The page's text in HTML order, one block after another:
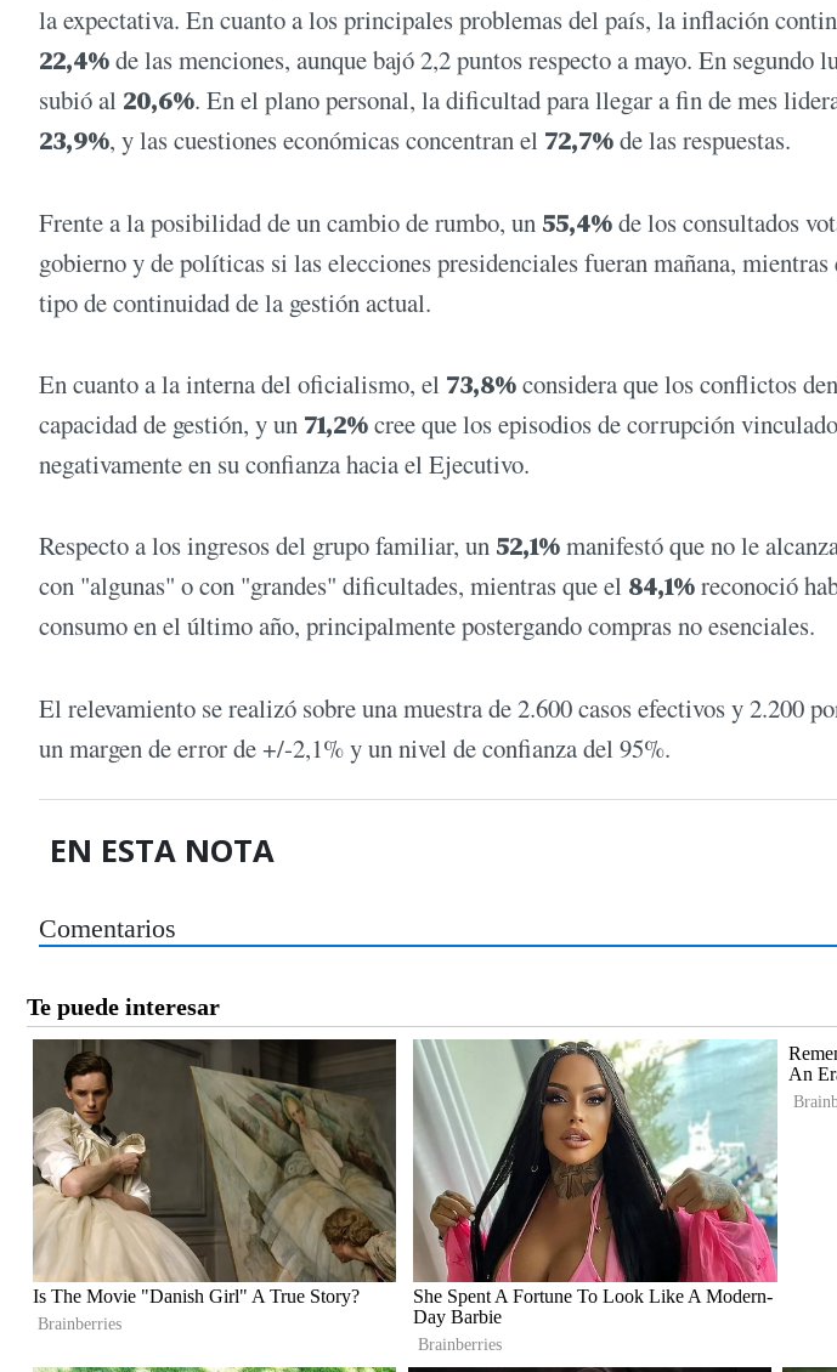
la expectativa. En cuanto a los principales problemas del país, la inflación
22,4%de las menciones, aunque bajó 2,2 puntos respecto a mayo. En segundo
subió al 20,6%. En el plano personal, la dificultad para llegar a fin de mes
23,9%, y las cuestiones económicas concentran el 72,7%de las respuestas.
Frente a la posibilidad de un cambio de rumbo, un 55,4%de los consultados
gobierno y de políticas si las elecciones presidenciales fueran mañana, mientras
tipo de continuidad de la gestión actual.
En cuanto a la interna del oficialismo, el 73,8%considera que los conflictos
capacidad de gestión, y un 71,2%cree que los episodios de corrupción
negativamente en su confianza hacia el Ejecutivo.
Respecto a los ingresos del grupo familiar, un 52,1%manifestó que no le
con "algunas" o con "grandes" dificultades, mientras que el 84,1%reconoció
consumo en el último año, principalmente postergando compras no esenciales.
El relevamiento se realizó sobre una muestra de 2.600 casos efectivos y 2.200
un margen de error de +/-2,1% y un nivel de confianza del 95%.
EN ESTA NOTA
Comentarios